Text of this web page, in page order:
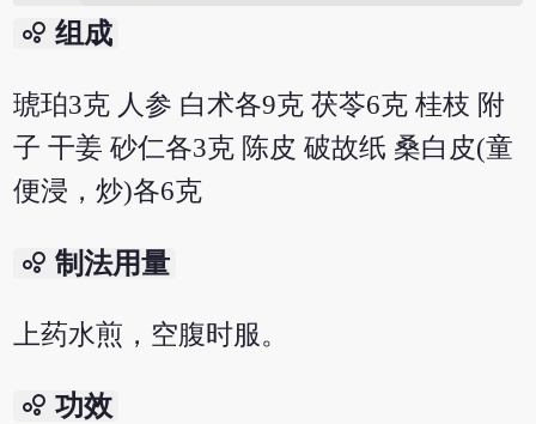
bubble_chart 组成
琥珀3克 人参 白术各9克 茯苓6克 桂枝 附
子 干姜 砂仁各3克 陈皮 破故纸 桑白皮(童
便浸，炒)各6克
bubble_chart 制法用量
上药水煎，空腹时服。
bubble_chart 功效